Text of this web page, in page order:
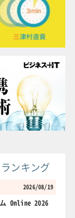
ンキング
2026/08/19
Online 2026